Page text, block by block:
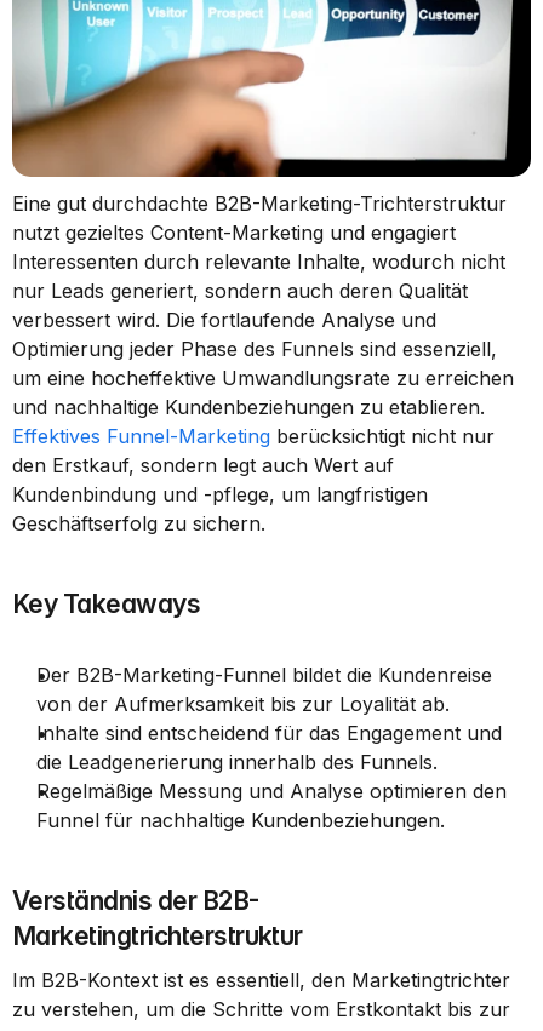
Eine gut durchdachte B2B-Marketing-Trichterstruktur
nutzt gezieltes Content-Marketing und engagiert
Interessenten durch relevante Inhalte, wodurch nicht
nur Leads generiert, sondern auch deren Qualität
verbessert wird. Die fortlaufende Analyse und
Optimierung jeder Phase des Funnels sind essenziell,
um eine hocheffektive Umwandlungsrate zu erreichen
Effektives Funnel-Marketing berücksichtigt nicht nur
den Erstkauf, sondern legt auch Wert auf
Kundenbindung und -pflege, um langfristigen
Geschäftserfolg zu sichern.
Key Takeaways
Der B2B-Marketing-Funnel bildet die Kundenreise
von der Aufmerksamkeit bis zur Loyalität ab.
Inhalte sind entscheidend für das Engagement und
die Leadgenerierung innerhalb des Funnels.
Regelmäßige Messung und Analyse optimieren den
Funnel für nachhaltige Kundenbeziehungen.
Verständnis der B2B-
Marketingtrichterstruktur
Im B2B-Kontext ist es essentiell, den Marketingtrichter
zu verstehen, um die Schritte vom Erstkontakt bis zur